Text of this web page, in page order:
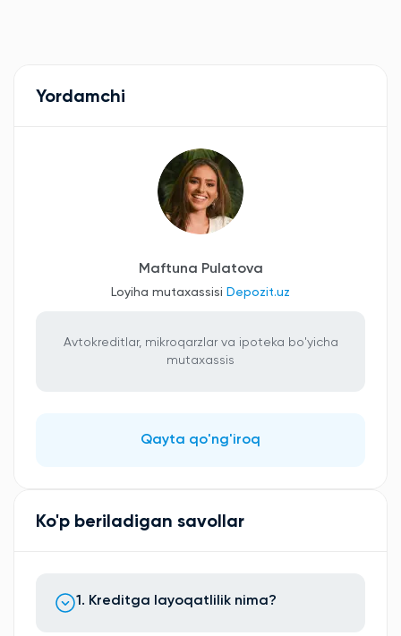
Yordamchi
Maftuna Pulatova
Loyiha mutaxassisi Depozit.uz
Avtokreditlar, mikroqarzlar va ipoteka bo'yicha
mutaxassis
Qayta qo'ng'iroq
Ko'p beriladigan savollar
1. Kreditga layoqatlilik nima?